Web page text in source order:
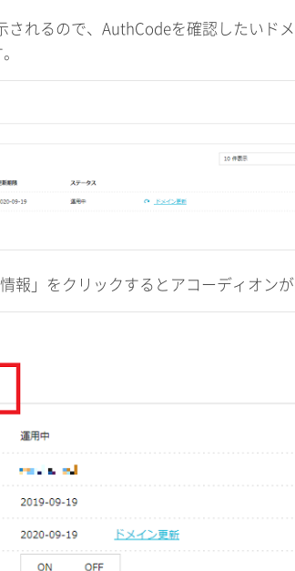
されるので、AuthCodeを確認したいド
報」をクリックするとアコーディオンが